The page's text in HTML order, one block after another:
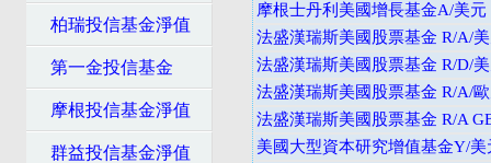
柏瑞投信基金淨值
第一金投信基金
摩根投信基金淨值
群益投信基金淨值
摩根士丹利美國增長基金A/美元
法盛漢瑞斯美國股票基金 R/A/
法盛漢瑞斯美國股票基金 R/D/
法盛漢瑞斯美國股票基金 R/A/
法盛漢瑞斯美國股票基金 R/A
美國大型資本研究增值基金Y/美